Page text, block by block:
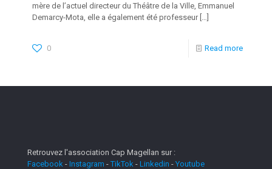
mère de l’actuel directeur du Théâtre de la Ville, Emmanuel
Demarcy-Mota, elle a également été professeur[…]
0 Read more
Retrouvez l'association Cap Magellan sur :
Facebook - Instagram -TikTok - Linkedin - Youtube